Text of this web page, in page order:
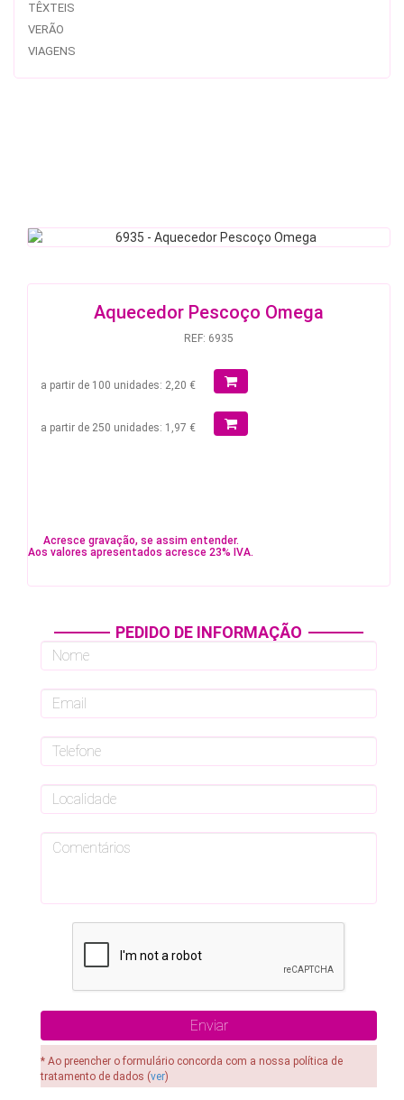
TÊXTEIS
VERÃO
VIAGENS
Aquecedor Pescoço Omega
REF: 6935
a partir de 100 unidades: 2,20 €
a partir de 250 unidades: 1,97 €
Acresce gravação, se assim entender.
Aos valores apresentados acresce 23% IVA.
PEDIDO DE INFORMAÇÃO
* Ao preencher o formulário concorda com a nossa política de
tratamento de dados (ver)